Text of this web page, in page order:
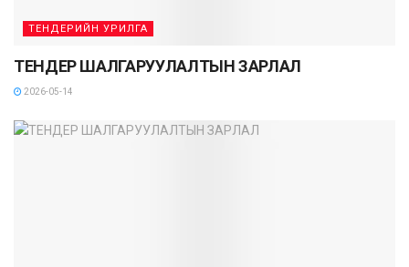
ТЕНДЕРИЙН УРИЛГА
ТЕНДЕР ШАЛГАРУУЛАЛТЫН ЗАРЛАЛ
2026-05-14